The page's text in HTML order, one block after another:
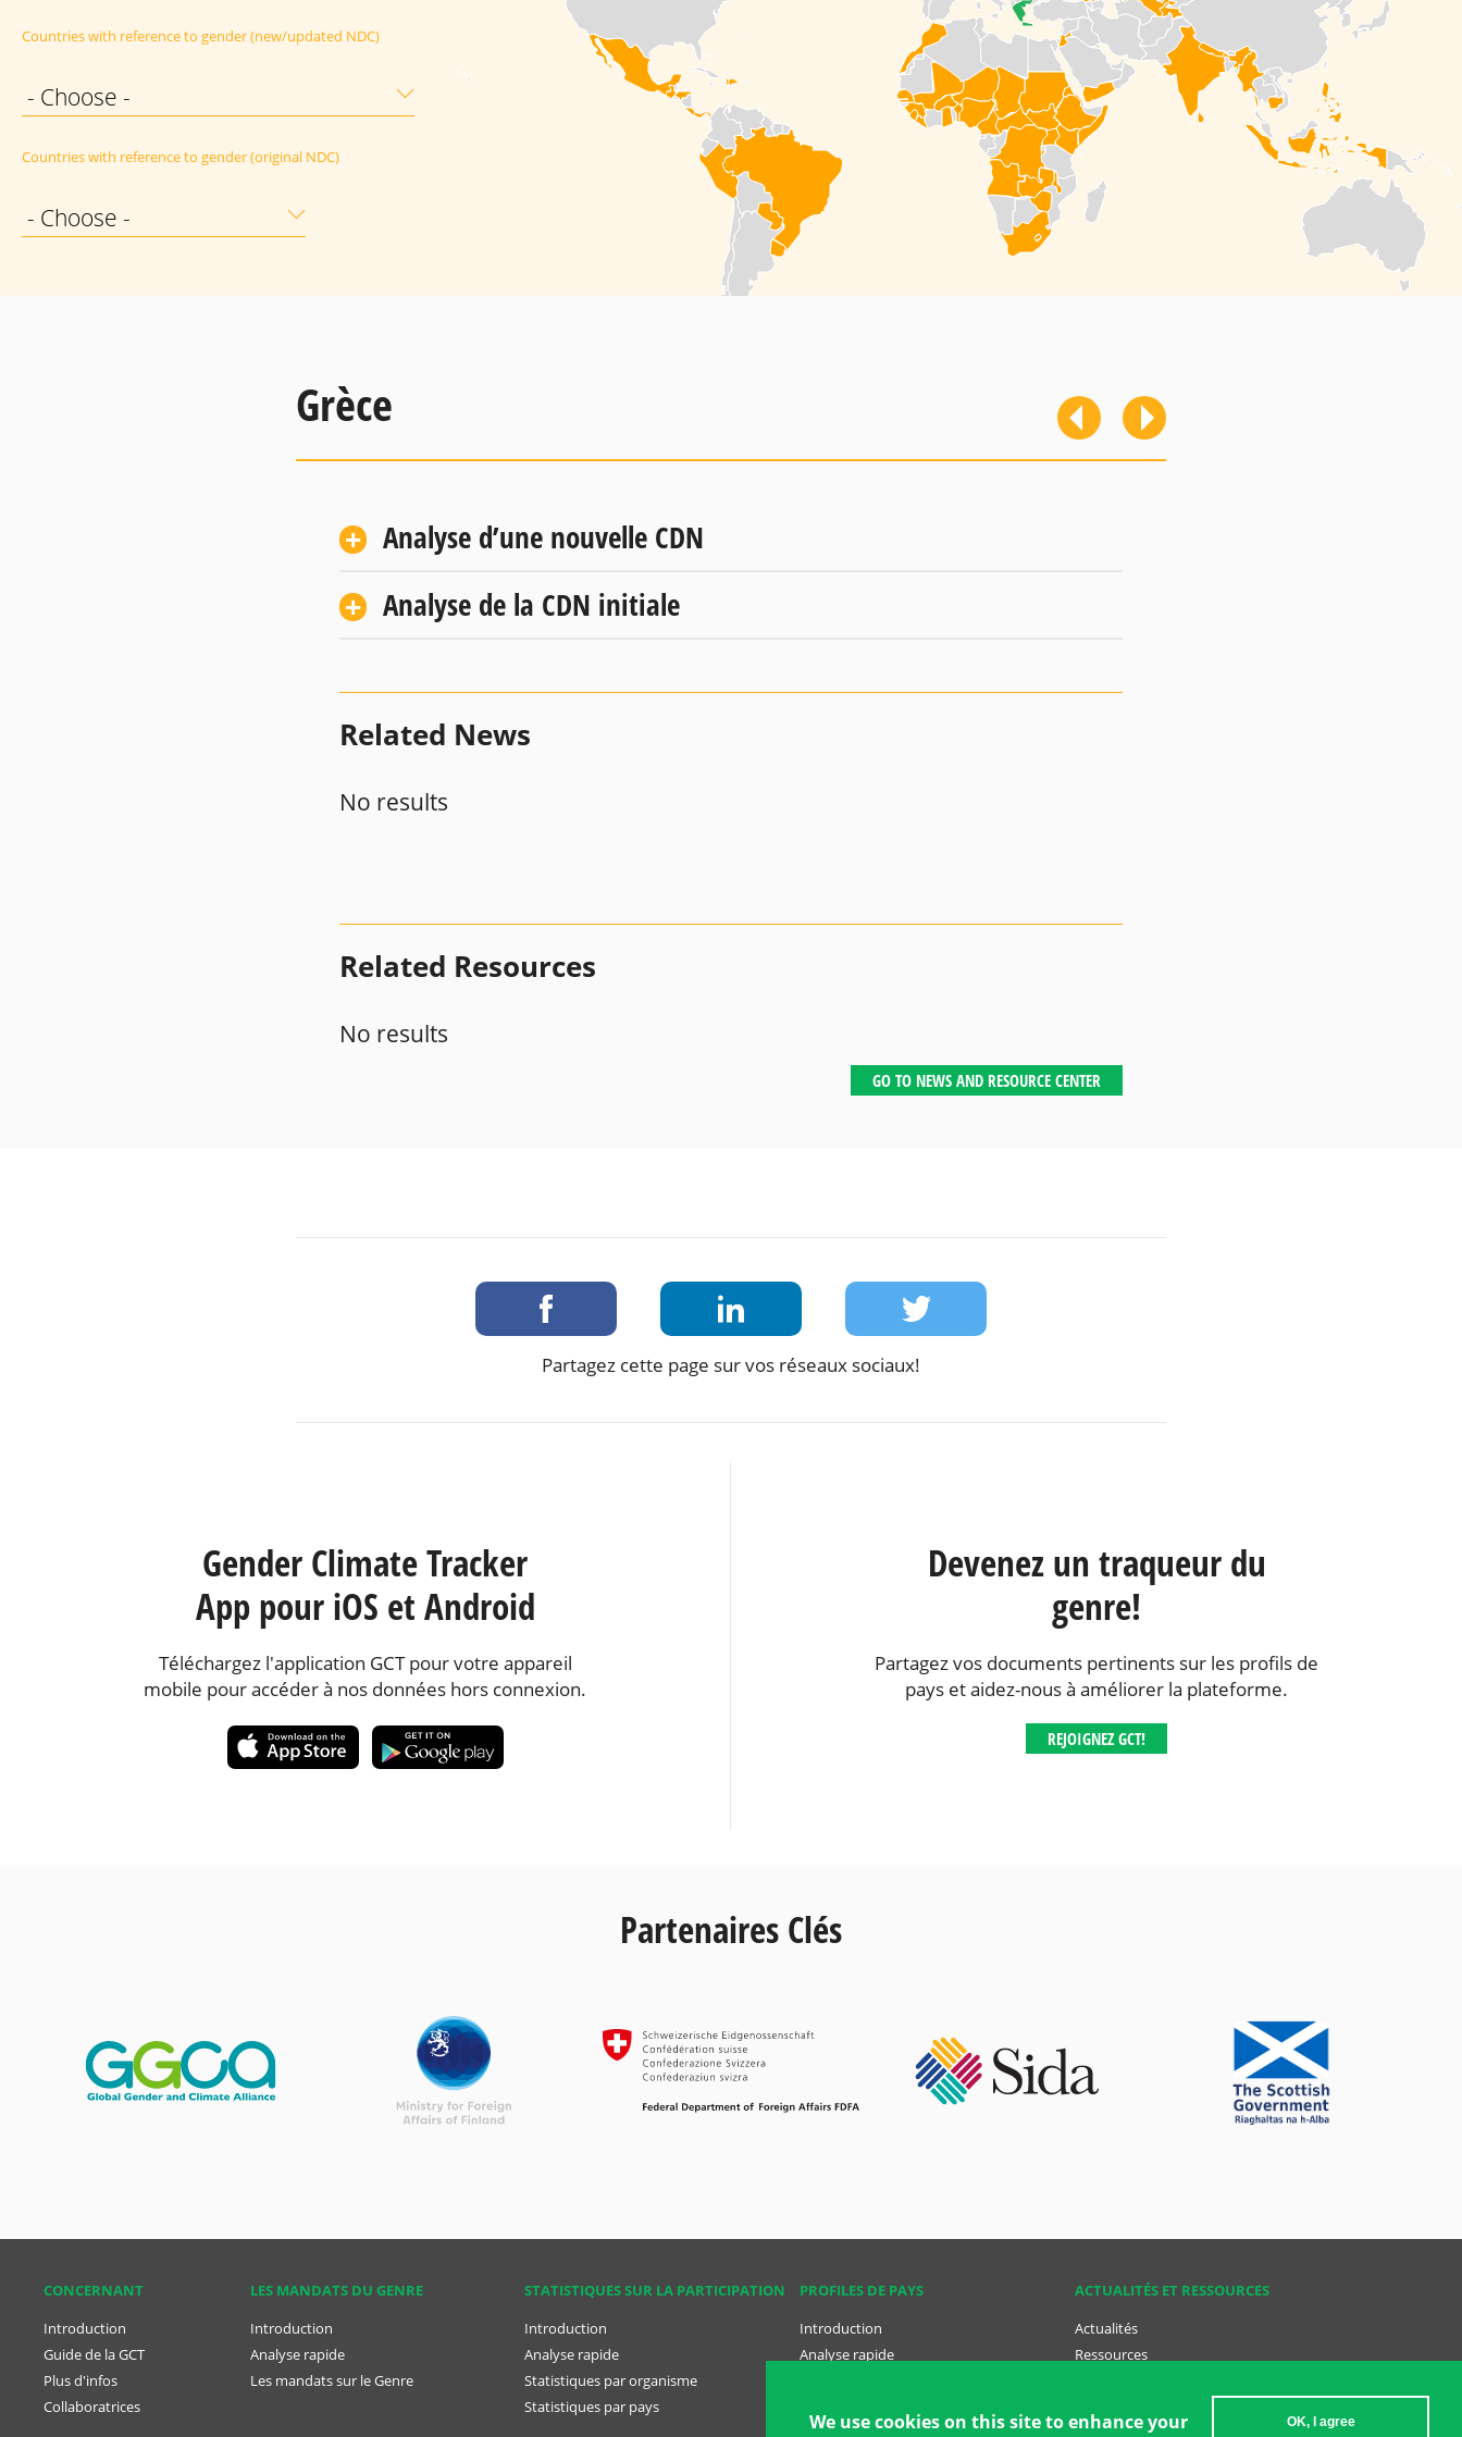
Countries with reference to gender (new/updated NDC)
- Choose -
Countries with reference to gender (original NDC)
- Choose -
Grèce
Analyse d’une nouvelle CDN
Analyse de la CDN initiale
Related News
No results
Related Resources
No results
GO TO NEWS AND RESOURCE CENTER
Partagez cette page sur vos réseaux sociaux!
Gender Climate Tracker
App pour iOS et Android
Téléchargez l'application GCT pour votre appareil
mobile pour accéder à nos données hors connexion.
Devenez un traqueur du
genre!
Partagez vos documents pertinents sur les profils de
pays et aidez-nous à améliorer la plateforme.
REJOIGNEZ GCT!
Partenaires Clés
CONCER­NANT
Introduction
Guide de la GCT
Plus d'infos
Collaboratrices
ACTUALITÉS ET RESSOURCES
Actualités
Ressources
LES MANDATS DU GENRE
Introduction
Analyse rapide
Les mandats sur le Genre
STATISTIQUES SUR LA PARTICIPATION
Introduction
Analyse rapide
Statistiques par organisme
Statistiques par pays
PROFILES DE PAYS
Introduction
Analyse rapide
Greece
We use cookies on this site to enhance your
OK, I agree